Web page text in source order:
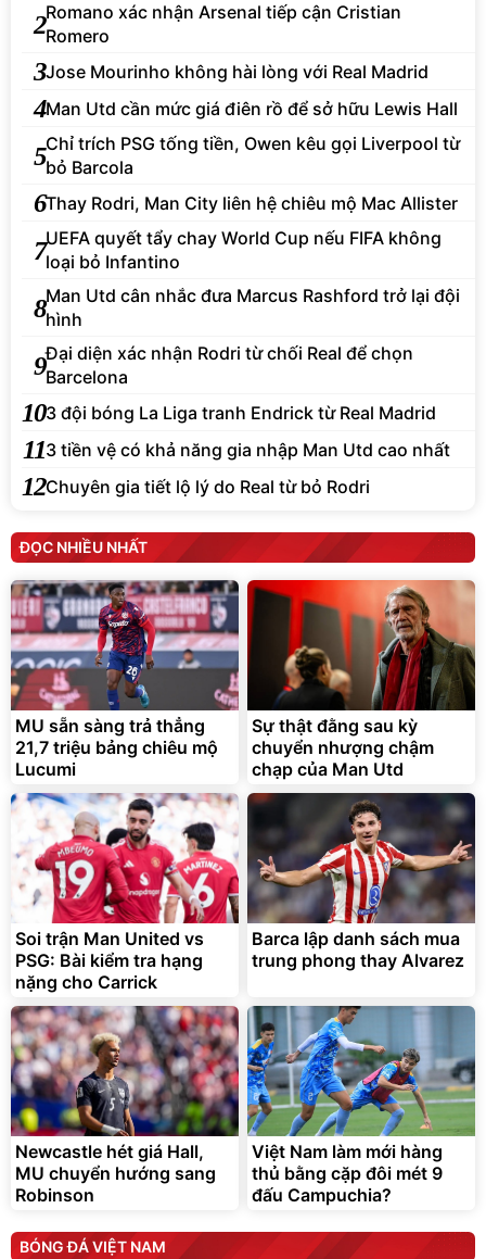
2Romano xác nhận Arsenal tiếp cận Cristian
Romero
3Jose Mourinho không hài lòng với Real Madrid
4Man Utd cần mức giá điên rồ để sở hữu Lewis Hall
5Chỉ trích PSG tống tiền, Owen kêu gọi Liverpool từ
bỏ Barcola
6Thay Rodri, Man City liên hệ chiêu mộ Mac Allister
7UEFA quyết tẩy chay World Cup nếu FIFA không
loại bỏ Infantino
8Man Utd cân nhắc đưa Marcus Rashford trở lại đội
hình
9Đại diện xác nhận Rodri từ chối Real để chọn
Barcelona
103 đội bóng La Liga tranh Endrick từ Real Madrid
113 tiền vệ có khả năng gia nhập Man Utd cao nhất
12Chuyên gia tiết lộ lý do Real từ bỏ Rodri
ĐỌC NHIỀU NHẤT
MU sẵn sàng trả thẳng
21,7 triệu bảng chiêu mộ
Lucumi
Sự thật đằng sau kỳ
chuyển nhượng chậm
chạp của Man Utd
Soi trận Man United vs
PSG: Bài kiểm tra hạng
nặng cho Carrick
Barca lập danh sách mua
trung phong thay Alvarez
Newcastle hét giá Hall,
MU chuyển hướng sang
Robinson
Việt Nam làm mới hàng
thủ bằng cặp đôi mét 9
đấu Campuchia?
BÓNG ĐÁ VIỆT NAM